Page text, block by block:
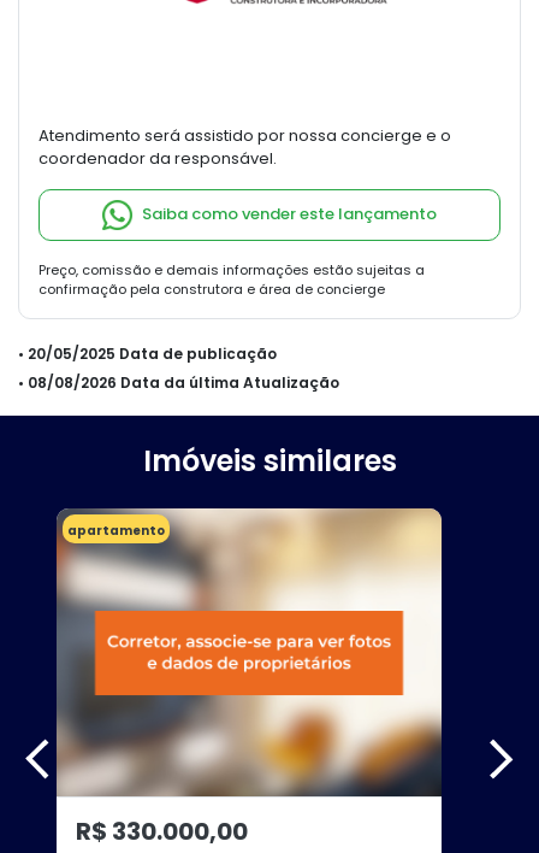
Atendimento será assistido por nossa concierge e o
coordenador da responsável.
Saiba como vender este lançamento
Preço, comissão e demais informações estão sujeitas a
confirmação pela construtora e área de concierge
• 20/05/2025 Data de publicação
• 08/08/2026 Data da última Atualização
Imóveis similares
apartamento
R$ 330.000,00